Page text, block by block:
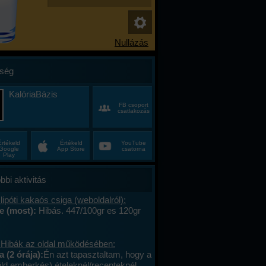
KalóriaBázis
FB csoport
csatlakozás
Play
Értékeld
App Store
YouTube
csatorna
aktivitás
kakaós csiga (weboldalról):
(most): Hibás. 447/100gr es 120gr
az oldal működésében:
(2 órája):Én azt tapasztaltam, hogy a